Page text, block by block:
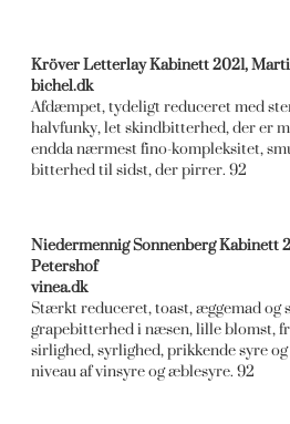
Kröver Letterlay Kabinett 2021,
bichel.dk
Afdæmpet, tydeligt reduceret med
halvfunky, let skindbitterhed, der er
endda nærmest fino-kompleksitet,
bitterhed til sidst, der pirrer. 92
Niedermennig Sonnenberg Kabinett
Petershof
vinea.dk
Stærkt reduceret, toast, æggemad og
grapebitterhed i næsen, lille blomst,
sirlighed, syrlighed, prikkende syre
niveau af vinsyre og æblesyre. 92